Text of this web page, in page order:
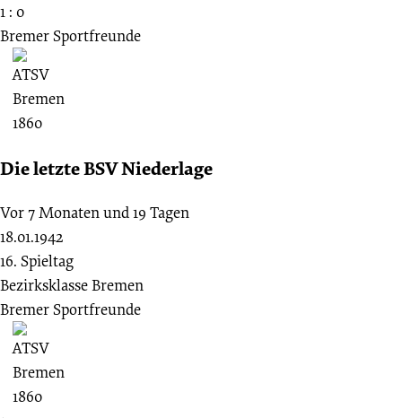
1 : 0
Bremer Sportfreunde
Die letzte BSV Niederlage
Vor 7 Monaten und 19 Tagen
18.01.1942
16. Spieltag
Bezirksklasse Bremen
Bremer Sportfreunde